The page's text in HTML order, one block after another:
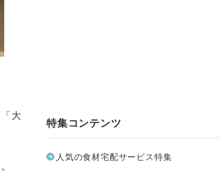
大
特集コンテンツ
人気の食材宅配サービス特集